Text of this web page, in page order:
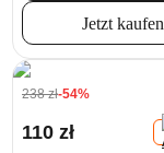
Jetzt kaufen
238 zł-54%
110 zł